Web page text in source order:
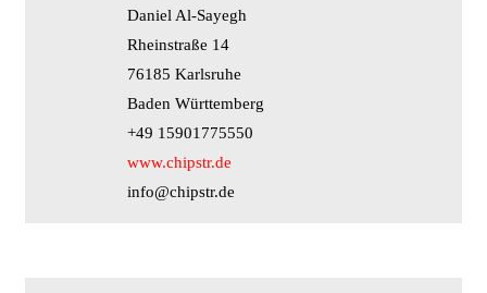
Daniel Al-Sayegh
Rheinstraße 14
76185 Karlsruhe
Baden Württemberg
+49 15901775550
www.chipstr.de
info@chipstr.de